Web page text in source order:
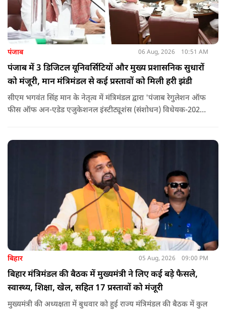
पंजाब 06 Aug, 2026 10:51 AM
पंजाब में 3 डिजिटल यूनिवर्सिटियों और मुख्य प्रशासनिक सुधारों
को मंजूरी, मान मंत्रिमंडल से कई प्रस्तावों को मिली हरी झंडी
सीएम भगवंत सिंह मान के नेतृत्व में मंत्रिमंडल द्वारा 'पंजाब रेगुलेशन ऑफ
फीस ऑफ अन-एडेड एजुकेशनल इंस्टीट्यूशंस (संशोधन) विधेयक-2026'
अन्य प्रस्तावों को भी मंजूरी दी गई है.
बिहार 05 Aug, 2026 09:00 PM
बिहार मंत्रिमंडल की बैठक में मुख्यमंत्री ने लिए कई बड़े फैसले,
स्वास्थ्य, शिक्षा, खेल, सहित 17 प्रस्तावों को मंजूरी
मुख्यमंत्री की अध्यक्षता में बुधवार को हुई राज्य मंत्रिमंडल की बैठक में कुल